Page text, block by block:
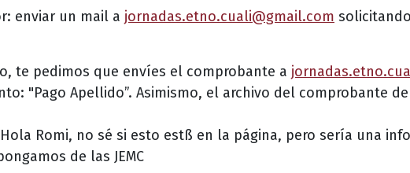
enviar un mail a jornadas.etno.cuali@gmail.com
te pedimos que envíes el comprobante a
"Pago Apellido”. Asimismo, el archivo del comprobante
Romi, no sé si esto estß en la página, pero sería una
de las JEMC